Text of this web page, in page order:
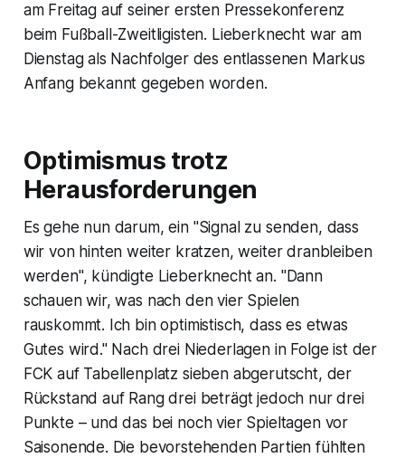
am Freitag auf seiner ersten Pressekonferenz
beim Fußball-Zweitligisten. Lieberknecht war am
Dienstag als Nachfolger des entlassenen Markus
Anfang bekannt gegeben worden.
Optimismus trotz
Herausforderungen
Es gehe nun darum, ein "Signal zu senden, dass
wir von hinten weiter kratzen, weiter dranbleiben
werden", kündigte Lieberknecht an. "Dann
schauen wir, was nach den vier Spielen
rauskommt. Ich bin optimistisch, dass es etwas
Gutes wird." Nach drei Niederlagen in Folge ist der
FCK auf Tabellenplatz sieben abgerutscht, der
Rückstand auf Rang drei beträgt jedoch nur drei
Punkte – und das bei noch vier Spieltagen vor
Saisonende. Die bevorstehenden Partien fühlten